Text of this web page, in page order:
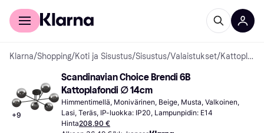
Kuluttajille
Klarna/Shopping/Koti ja Sisustus/Sisustus/Valaistukset/ Kattoplafondit
+9
Scandinavian Choice Brendi 6B
Kattoplafondi ∅ 14cm
Himmentimellä, Monivärinen, Beige, Musta, Valkoinen,
Lasi, Teräs, IP-luokka: IP20, Lampunpidin: E14
Hinta208,90 €